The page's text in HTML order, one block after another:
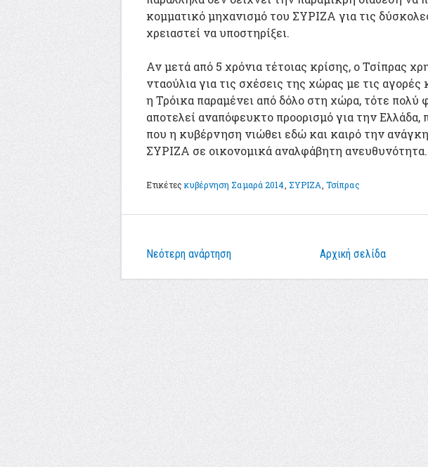
κομματικό μηχανισμό του ΣΥΡΙΖΑ για τις
χρειαστεί να υποστηρίξει.
Αν μετά από 5 χρόνια τέτοιας κρίσης, ο Τσίπρας
νταούλια για τις σχέσεις της χώρας με τις αγορές
η Τρόικα παραμένει από δόλο στη χώρα, τότε πολύ
αποτελεί αναπόφευκτο προορισμό για την Ελλάδα,
που η κυβέρνηση νιώθει εδώ και καιρό την
ΣΥΡΙΖΑ σε οικονομικά αναλφάβητη ανευθυνότητα.
Ετικέτεςκυβέρνηση Σαμαρά 2014 ΣΥΡΙΖΑ Τσίπρας
Νεότερη ανάρτηση Αρχική σελίδα